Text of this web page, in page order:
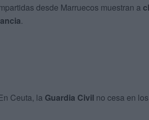
desde Marruecos muestran a
.
Ceuta, la Guardia Civil no cesa en los